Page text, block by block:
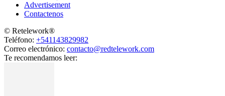
Advertisement
Contactenos
© Retelework®
Teléfono: +541143829982
Correo electrónico: contacto@redtelework.com
Te recomendamos leer: